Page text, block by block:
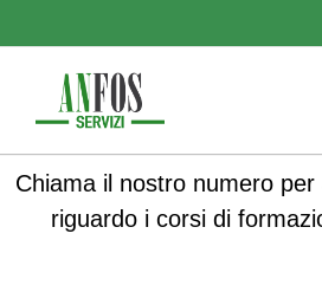
Chiama il nostro numero
riguardo i corsi di